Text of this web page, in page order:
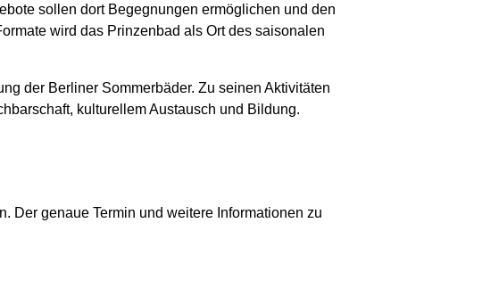
sollen dort Begegnungen ermöglichen und den
wird das Prinzenbad als Ort des saisonalen
der Berliner Sommerbäder. Zu seinen Aktivitäten
kulturellem Austausch und Bildung.
Der genaue Termin und weitere Informationen zu